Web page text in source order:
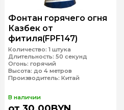
Фонтан горячего огня
Казбек от
фитиля(FPF147)
Количество: 1 штука
Длительность: 50 секунд
Огонь: горячий
Высота: до 4 метров
Производитель: Китай
В наличии